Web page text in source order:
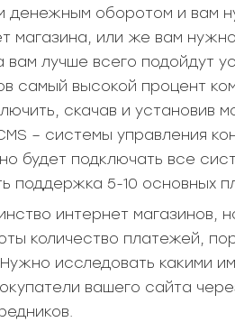
денежным оборотом и вам
магазина, или же вам
лучше всего подойдут
самый высокой процент
скачав и установив
– системы управления
будет подключать все
поддержка 5-10 основных
интернет магазинов,
количество платежей,
исследовать какими
вашего сайта